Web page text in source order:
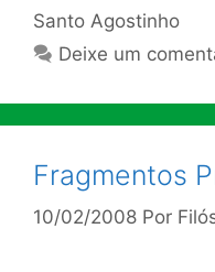
Santo Agostinho
Deixe um
Fragmentos
10/02/2008 Por